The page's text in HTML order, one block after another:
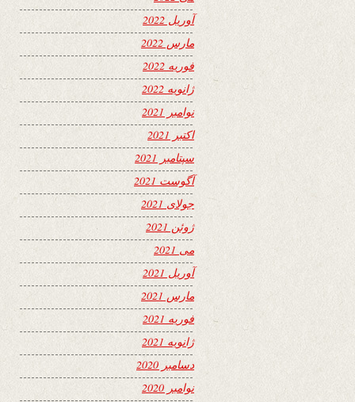
آوریل 2022
مارس 2022
فوریه 2022
ژانویه 2022
نوامبر 2021
اکتبر 2021
سپتامبر 2021
آگوست 2021
جولای 2021
ژوئن 2021
می 2021
آوریل 2021
مارس 2021
فوریه 2021
ژانویه 2021
دسامبر 2020
نوامبر 2020